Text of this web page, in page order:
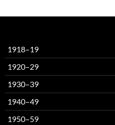
1918–19
1920–29
1930–39
1940–49
1950–59